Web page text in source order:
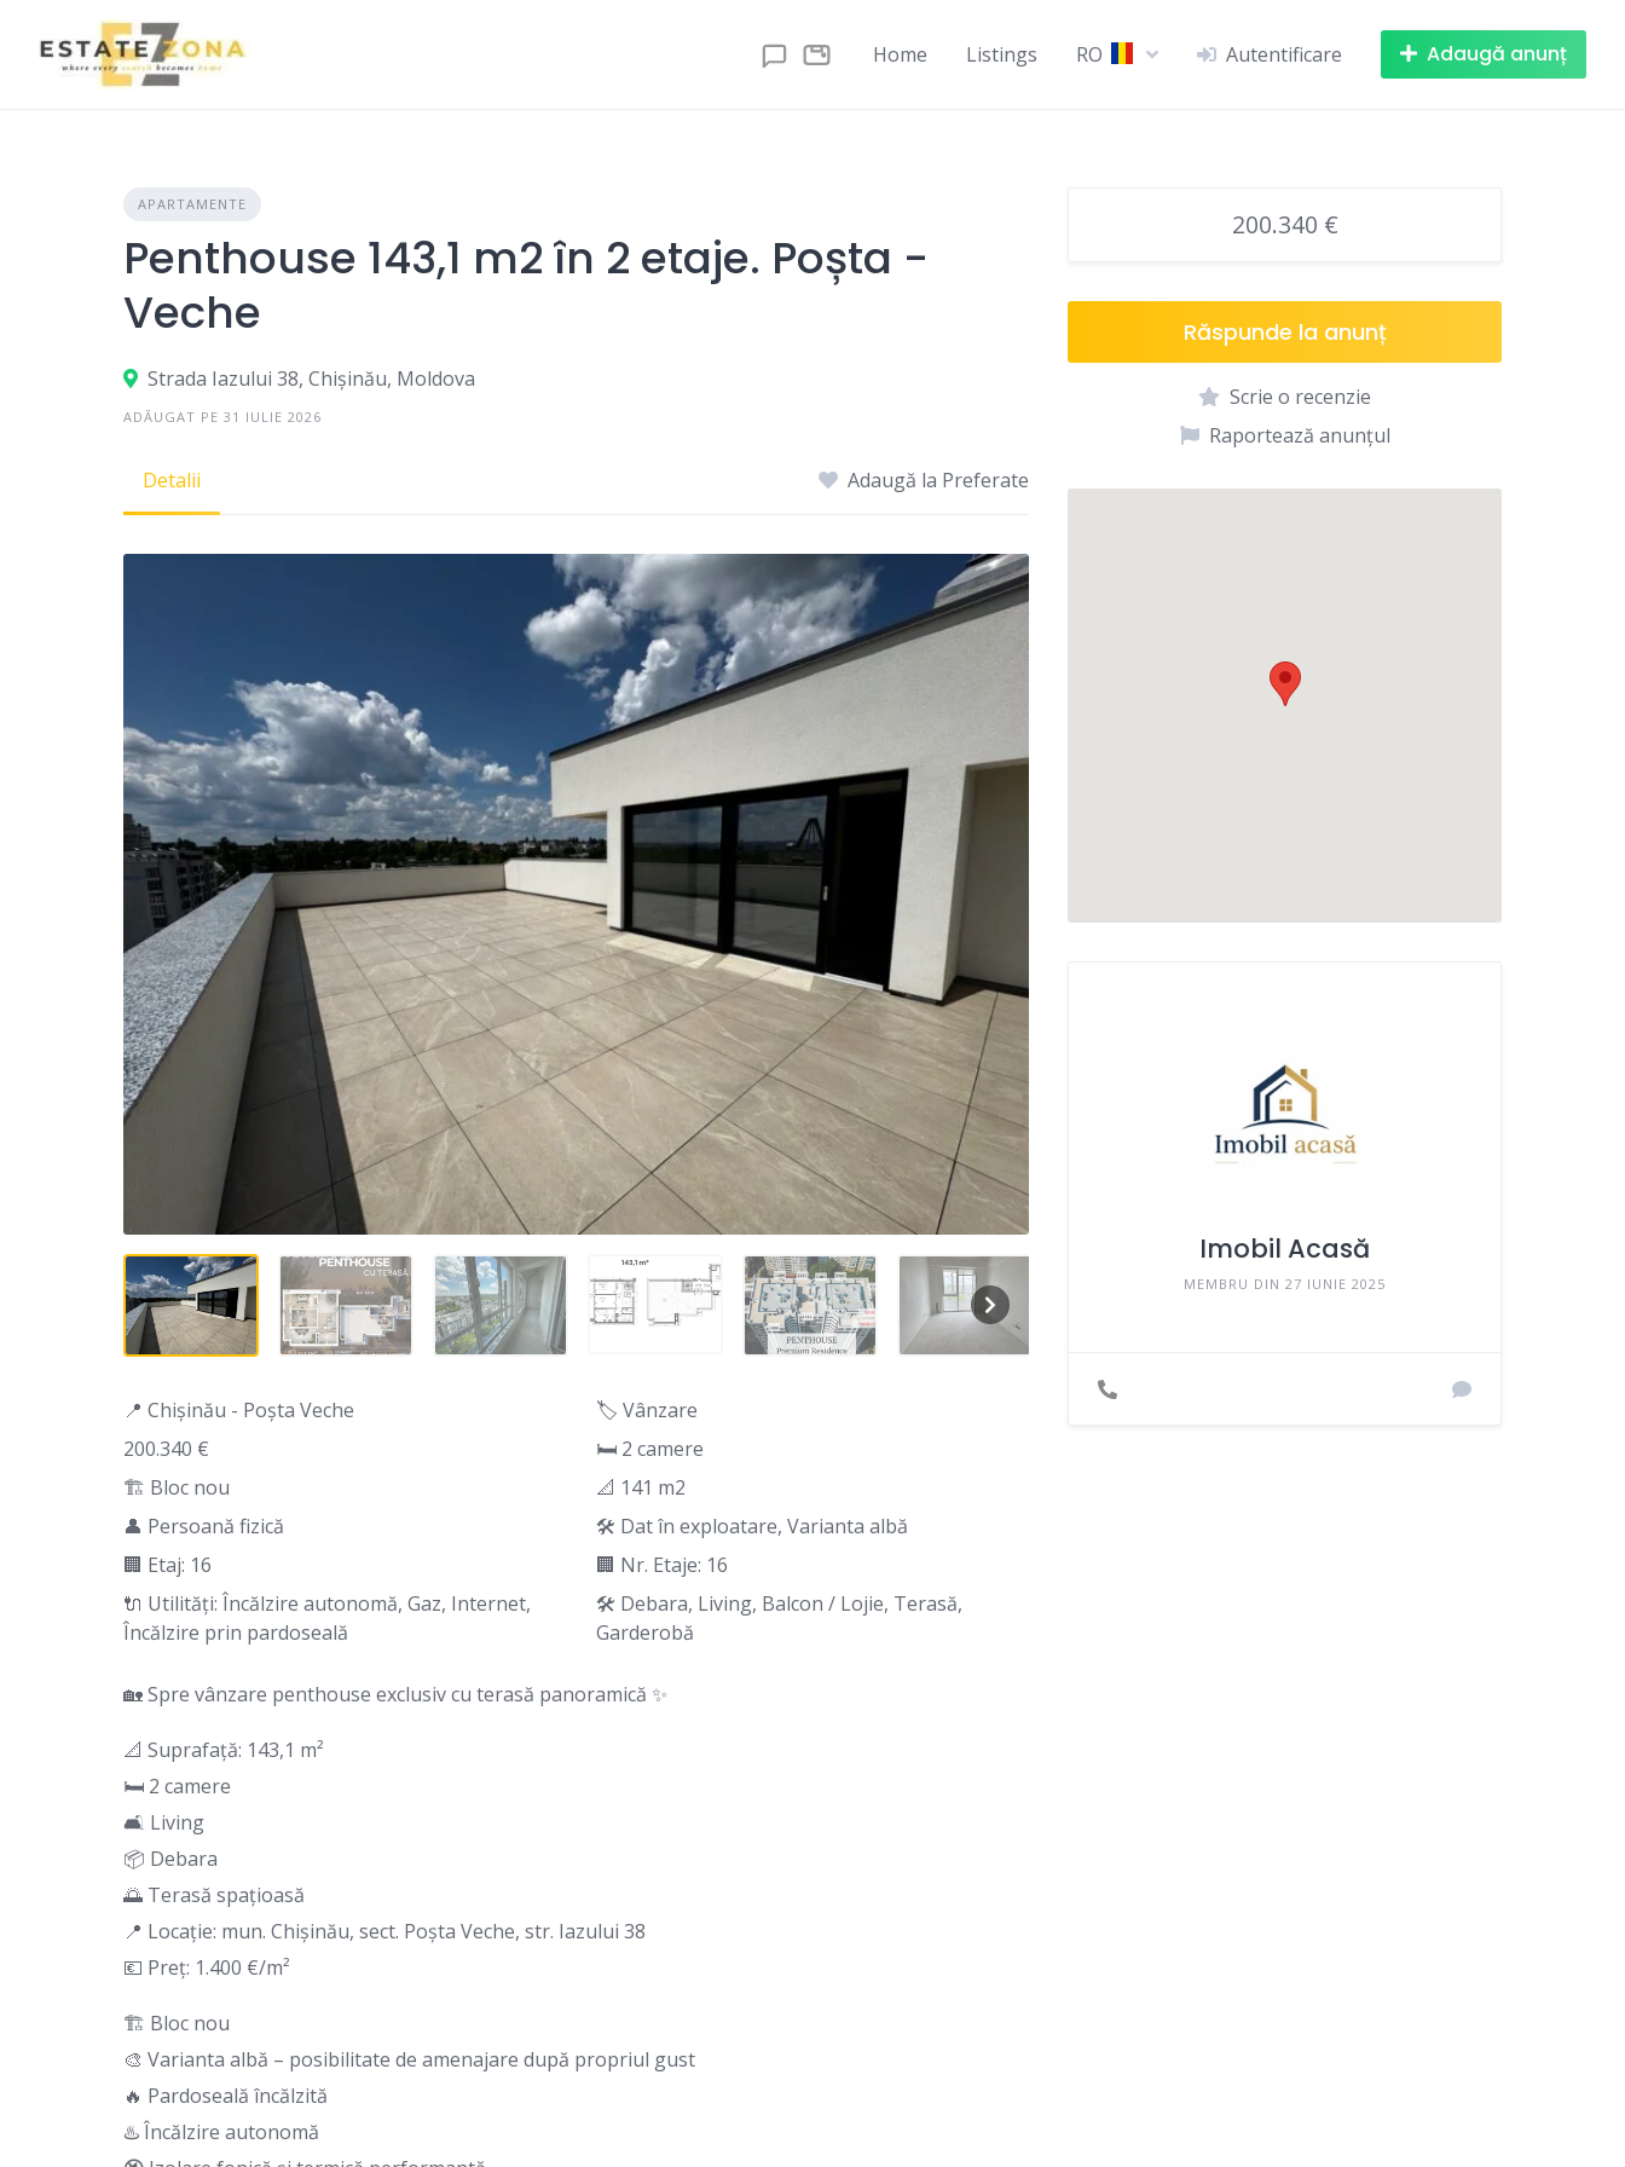
content
Home Listings RO Autentificare Adaugă anunț
APARTAMENTE
Penthouse 143,1 m2 în 2 etaje. Poșta -
Veche
Strada Iazului 38, Chișinău, Moldova
ADĂUGAT PE 31 IULIE 2026
Detalii Adaugă la Preferate
📍 Chișinău - Poșta Veche
🏷️ Vânzare
200.340 €
🛏 2 camere
🏗️ Bloc nou
📐 141 m2
👤 Persoană fizică
🛠️ Dat în exploatare, Varianta albă
🏢 Etaj: 16
🏢 Nr. Etaje: 16
🔌 Utilități: Încălzire autonomă, Gaz, Internet,
Încălzire prin pardoseală
🛠️ Debara, Living, Balcon / Lojie, Terasă,
Garderobă
🏡 Spre vânzare penthouse exclusiv cu terasă panoramică ✨
📐 Suprafață: 143,1 m²
🛏️ 2 camere
🛋️ Living
📦 Debara
🌅 Terasă spațioasă
📍 Locație: mun. Chișinău, sect. Poșta Veche, str. Iazului 38
💶 Preț: 1.400 €/m²
🏗 Bloc nou
🎨 Varianta albă – posibilitate de amenajare după propriul gust
🔥 Pardoseală încălzită
♨️ Încălzire autonomă
200.340 €
Răspunde la anunț
Scrie o recenzie
Raportează anunțul
Imobil Acasă
MEMBRU DIN 27 IUNIE 2025